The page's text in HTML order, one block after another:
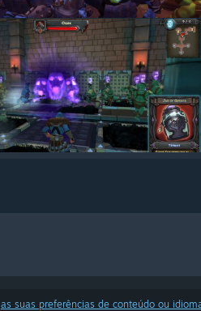
as suas preferências de conteúdo ou